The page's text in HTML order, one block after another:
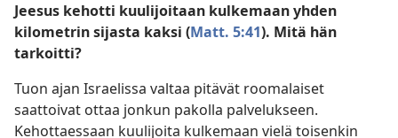
Jeesus kehotti kuulijoitaan kulkemaan yhden
kilometrin sijasta kaksi (Matt. 5:41). Mitä hän
tarkoitti?
Tuon ajan Israelissa valtaa pitävät roomalaiset
saattoivat ottaa jonkun pakolla palvelukseen.
Kehottaessaan kuulijoita kulkemaan vielä toisenkin